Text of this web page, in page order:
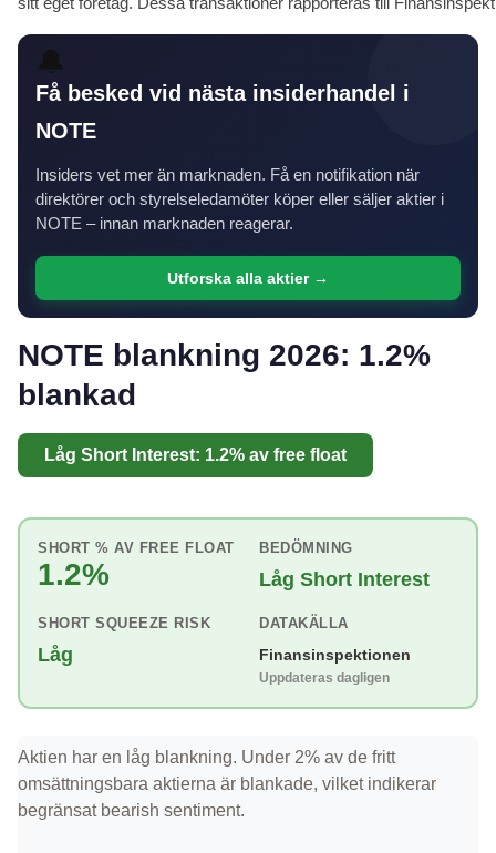
🔔
Få besked vid nästa insiderhandel i
NOTE
Insiders vet mer än marknaden. Få en notifikation när
direktörer och styrelseledamöter köper eller säljer aktier i
NOTE – innan marknaden reagerar.
Utforska alla aktier →
NOTE blankning 2026: 1.2%
blankad
Låg Short Interest: 1.2% av free float
SHORT % AV FREE FLOAT
1.2%
BEDÖMNING
Låg Short Interest
SHORT SQUEEZE RISK
Låg
DATAKÄLLA
Finansinspektionen
Uppdateras dagligen
Aktien har en låg blankning. Under 2% av de fritt
omsättningsbara aktierna är blankade, vilket indikerar
begränsat bearish sentiment.